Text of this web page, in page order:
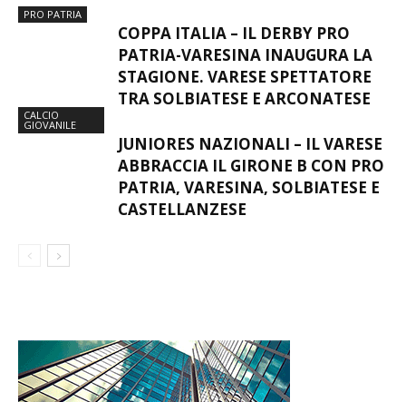
PRO PATRIA
COPPA ITALIA – IL DERBY PRO
PATRIA-VARESINA INAUGURA LA
STAGIONE. VARESE SPETTATORE
TRA SOLBIATESE E ARCONATESE
CALCIO
GIOVANILE
JUNIORES NAZIONALI – IL VARESE
ABBRACCIA IL GIRONE B CON PRO
PATRIA, VARESINA, SOLBIATESE E
CASTELLANZESE